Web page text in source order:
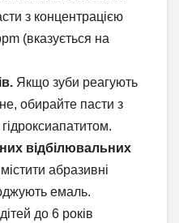
з концентрацією
(вказується на
Якщо зуби реагують
обирайте пасти з
відбілювальних
абразивні
емаль.
до 6 років